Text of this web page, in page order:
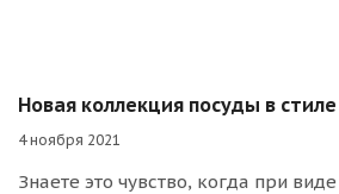
Новая коллекция посуды в
4 ноября 2021
Знаете это чувство, когда при